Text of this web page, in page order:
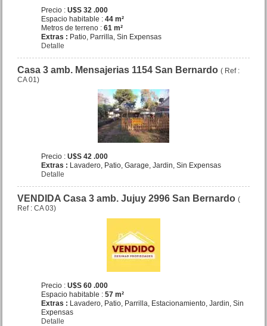
Dpto. 2 amb. c coch. San
Juan 1757 San Bernardo
Precio :U$S 43 .000
Dpto. 3 amb. Diag. Rivadavia
y Av. Costanera Mar de Ajo
Precio :U$S 32 .000
Espacio habitable :44 m²
Metros de terreno :61 m²
Extras : Patio, Parrilla, Sin Expensas
Detalle
Casa 3 amb. Mensajerias 1154 San Bernardo( Ref :
CA 01)
Precio :U$S 42 .000
Extras : Lavadero, Patio, Garage, Jardin, Sin Expensas
Detalle
VENDIDA Casa 3 amb. Jujuy 2996 San Bernardo(
Ref : CA 03)
Precio :U$S 60 .000
Espacio habitable :57 m²
Extras : Lavadero, Patio, Parrilla, Estacionamiento, Jardin, Sin
Expensas
Detalle